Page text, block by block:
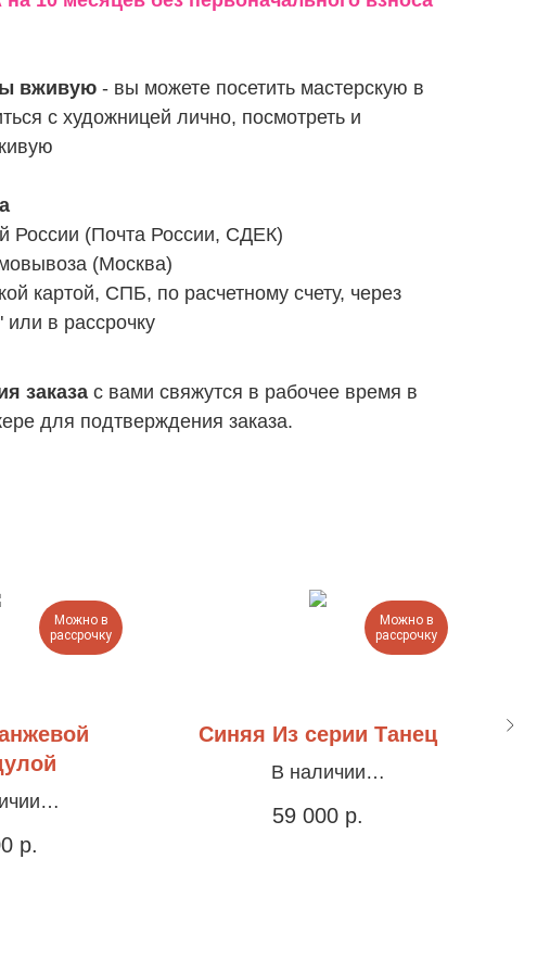
вживую - вы можете посетить мастерскую в
с художницей лично, посмотреть и
России (Почта России, СДЕК)
(Москва)
картой, СПБ, по расчетному счету, через
в рассрочку
заказа с вами свяжутся в рабочее время в
для подтверждения заказа.
Можно в
рассрочку
р.
Можно в
рассрочку
Синяя Из серии Танец
В наличии
59 000 р.